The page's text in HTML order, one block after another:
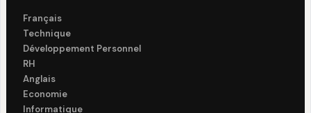
Français
Technique
Développement Personnel
RH
Anglais
Economie
Informatique